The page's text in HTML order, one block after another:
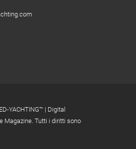
YACHTING™ | Digital
Magazine. Tutti i diritti sono